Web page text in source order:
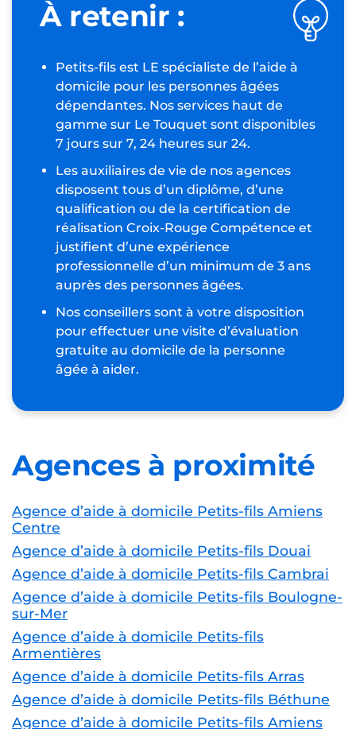
À retenir :
Petits-fils est LE spécialiste de l’aide à
domicile pour les personnes âgées
dépendantes. Nos services haut de
gamme sur Le Touquet sont disponibles
7 jours sur 7, 24 heures sur 24.
Les auxiliaires de vie de nos agences
disposent tous d’un diplôme, d’une
qualification ou de la certification de
réalisation Croix-Rouge Compétence et
justifient d’une expérience
professionnelle d’un minimum de 3 ans
auprès des personnes âgées.
Nos conseillers sont à votre disposition
pour effectuer une visite d’évaluation
gratuite au domicile de la personne
âgée à aider.
Agences à proximité
Agence d’aide à domicile Petits-fils Amiens
Centre
Agence d’aide à domicile Petits-fils Douai
Agence d’aide à domicile Petits-fils Cambrai
Agence d’aide à domicile Petits-fils Boulogne-
sur-Mer
Agence d’aide à domicile Petits-fils
Armentières
Agence d’aide à domicile Petits-fils Arras
Agence d’aide à domicile Petits-fils Béthune
Agence d’aide à domicile Petits-fils Amiens